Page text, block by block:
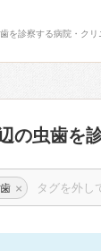
を診察する病院・ク
の虫歯を
×